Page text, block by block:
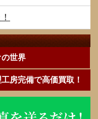
の世界
房完備で高価買取！